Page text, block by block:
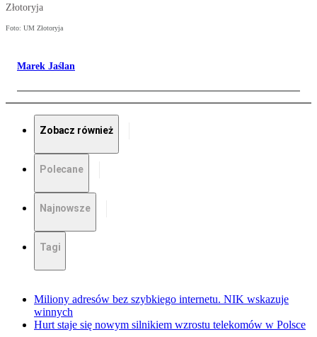
Złotoryja
Foto: UM Złotoryja
Marek Jaślan
Zobacz również
Polecane
Najnowsze
Tagi
Miliony adresów bez szybkiego internetu. NIK wskazuje
winnych
Hurt staje się nowym silnikiem wzrostu telekomów w Polsce